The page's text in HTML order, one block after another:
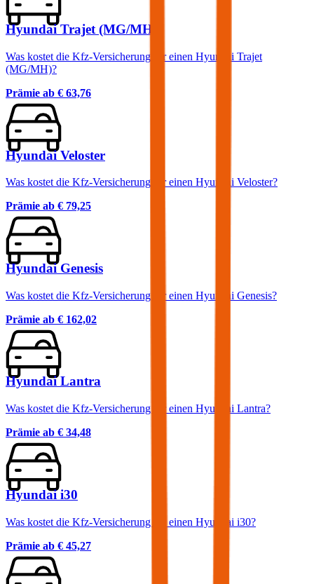
Hyundai Trajet (MG/MH)
Was kostet die Kfz-Versicherung für einen Hyundai Trajet
(MG/MH)?
Prämie ab € 63,76
Hyundai Veloster
Was kostet die Kfz-Versicherung für einen Hyundai Veloster?
Prämie ab € 79,25
Hyundai Genesis
Was kostet die Kfz-Versicherung für einen Hyundai Genesis?
Prämie ab € 162,02
Hyundai Lantra
Was kostet die Kfz-Versicherung für einen Hyundai Lantra?
Prämie ab € 34,48
Hyundai i30
Was kostet die Kfz-Versicherung für einen Hyundai i30?
Prämie ab € 45,27